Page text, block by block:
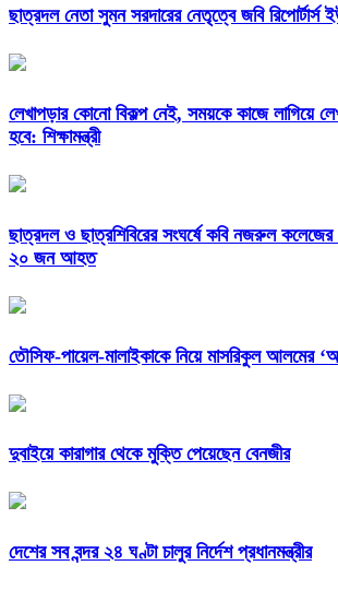
ছাত্রদল নেতা সুমন সরদারের নেতৃত্বে জবি রিপোর্টার্স
লেখাপড়ার কোনো বিকল্প নেই, সময়কে কাজে লাগিয়ে
হবে: শিক্ষামন্ত্রী
ছাত্রদল ও ছাত্রশিবিরের সংঘর্ষে কবি নজরুল
২০ জন আহত
তৌসিফ-পায়েল-মালাইকাকে নিয়ে মাসরিকুল আলমের
দুবাইয়ে কারাগার থেকে মুক্তি পেয়েছেন বেনজীর
দেশের সব বন্দর ২৪ ঘণ্টা চালুর নির্দেশ প্রধানমন্ত্রীর